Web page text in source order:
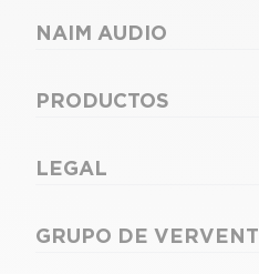
NAIM AUDIO
PRODUCTOS
LEGAL
GRUPO DE VERVENT